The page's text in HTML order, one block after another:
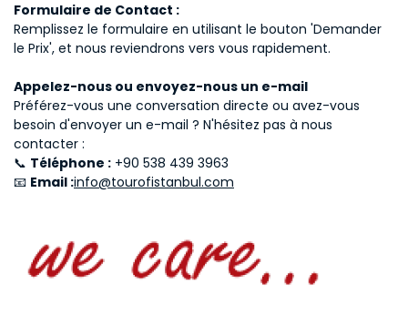
Formulaire de Contact :
Remplissez le formulaire en utilisant le bouton 'Demander
le Prix', et nous reviendrons vers vous rapidement.
Appelez-nous ou envoyez-nous un e-mail
Préférez-vous une conversation directe ou avez-vous
besoin d'envoyer un e-mail ? N'hésitez pas à nous
contacter :
📞 Téléphone : +90 538 439 3963
📧 Email :info@tourofistanbul.com